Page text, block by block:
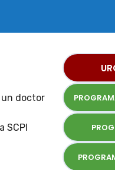
un doctor
SCPI